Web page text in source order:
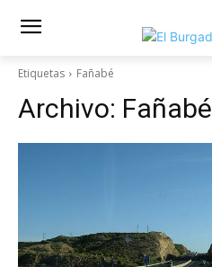
Etiquetas Fañabé
Archivo: Fañabé